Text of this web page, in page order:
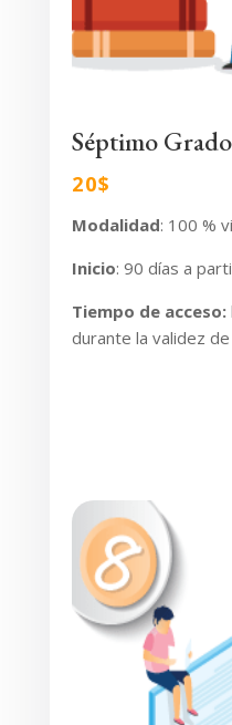
Séptimo Grado
20$
Modalidad: 100 %
Inicio: 90 días a
Tiempo de acceso:
durante la validez